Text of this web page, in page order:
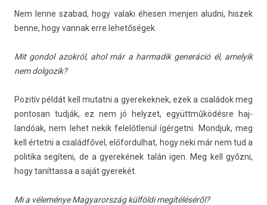
Nem lenne szabad, hogy valaki éhesen menj­en al­ud­ni, his­zek
benne, hogy van­nak erre lehetőségek.
Mit gon­dol azokról, ahol már a har­madik generáció él, amelyik
nem dol­gozik?
Pozitív példát kell mutat­ni a gyerekek­nek, ezek a családok meg
pon­tosan tudják, ez nem jó helyzet, együttműködésre haj­
landóak, nem lehet nekik felelőtlenül ígér­getni. Mondjuk, meg
kell értet­ni a családfővel, előfor­dulhat, hogy neki már nem tud a
politika segíteni, de a gyerekének talán igen. Meg kell győzni,
hogy tanít­tassa a saját gyerekét.
Mi a véleménye Magyarország külföldi megítéléséről?